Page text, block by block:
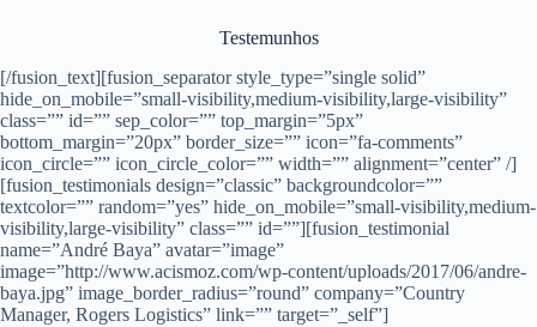
Testemunhos
[/fusion_text][fusion_separator style_type=”single solid”
hide_on_mobile=”small-visibility,medium-visibility,large-visibility”
class=”” id=”” sep_color=”” top_margin=”5px”
bottom_margin=”20px” border_size=”” icon=”fa-comments”
icon_circle=”” icon_circle_color=”” width=”” alignment=”center” /]
[fusion_testimonials design=”classic” backgroundcolor=””
textcolor=”” random=”yes” hide_on_mobile=”small-visibility,medium-
visibility,large-visibility” class=”” id=””][fusion_testimonial
name=”André Baya” avatar=”image”
image=”http://www.acismoz.com/wp-content/uploads/2017/06/andre-
baya.jpg” image_border_radius=”round” company=”Country
Manager, Rogers Logistics” link=”” target=”_self”]